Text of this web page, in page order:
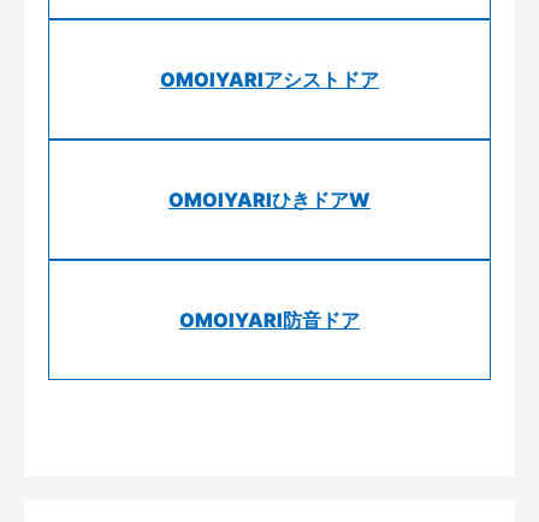
OMOIYARIアシストドア
OMOIYARIひきドアW
OMOIYARI防音ドア